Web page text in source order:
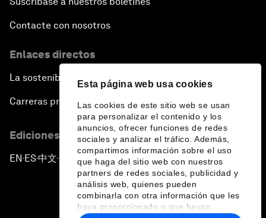
Esta página web usa cookies
Las cookies de este sitio web se usan
para personalizar el contenido y los
anuncios, ofrecer funciones de redes
sociales y analizar el tráfico. Además,
compartimos información sobre el uso
que haga del sitio web con nuestros
partners de redes sociales, publicidad y
análisis web, quienes pueden
combinarla con otra información que les
haya proporcionado o que hayan
Contacte con nosotros
Enlaces directos
La sostenibilidad en el Foro
Carreras profesionales
Ediciones en otros idiomas
EN ▪ES▪中文▪ 日本語